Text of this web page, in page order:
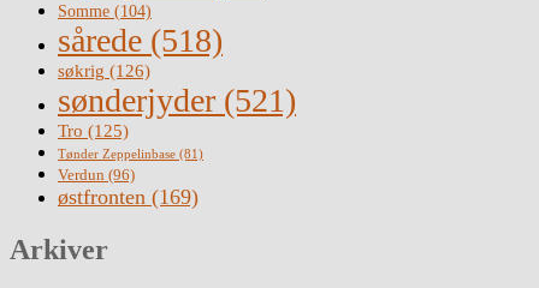
Somme (104)
sårede (518)
søkrig (126)
sønderjyder (521)
Tro (125)
Tønder Zeppelinbase (81)
Verdun (96)
østfronten (169)
Arkiver